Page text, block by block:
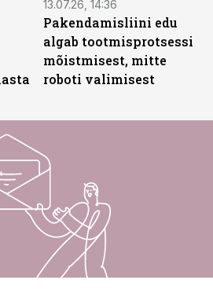
13.07.26, 14:36
Pakendamisliini edu
algab tootmisprotsessi
mõistmisest, mitte
roboti valimisest